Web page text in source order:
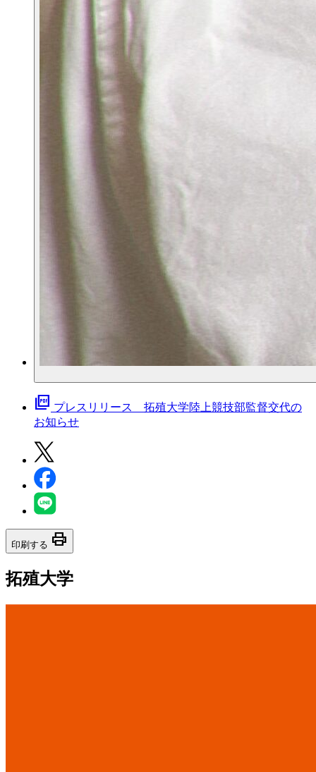
picture_as_pdf プレスリリース 拓殖大学陸上競技部監督交代の
お知らせ
印刷する print
拓殖大学